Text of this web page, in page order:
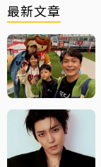
最新文章